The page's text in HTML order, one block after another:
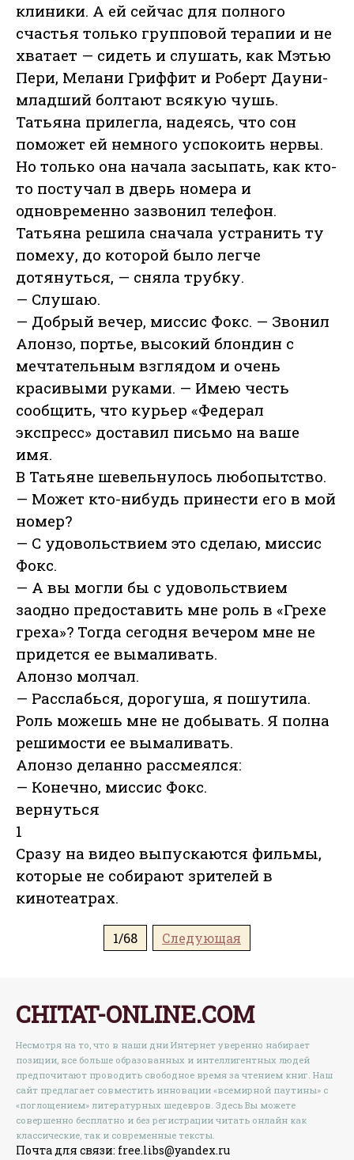
клиники. А ей сейчас для полного
счастья только групповой терапии и не
хватает — сидеть и слушать, как Мэтью
Пери, Мелани Гриффит и Роберт Дауни-
младший болтают всякую чушь.
Татьяна прилегла, надеясь, что сон
поможет ей немного успокоить нервы.
Но только она начала засыпать, как кто-
то постучал в дверь номера и
одновременно зазвонил телефон.
Татьяна решила сначала устранить ту
помеху, до которой было легче
дотянуться, — сняла трубку.
— Слушаю.
— Добрый вечер, миссис Фокс. — Звонил
Алонзо, портье, высокий блондин с
мечтательным взглядом и очень
красивыми руками. — Имею честь
сообщить, что курьер «Федерал
экспресс» доставил письмо на ваше
имя.
В Татьяне шевельнулось любопытство.
— Может кто-нибудь принести его в мой
номер?
— С удовольствием это сделаю, миссис
Фокс.
— А вы могли бы с удовольствием
заодно предоставить мне роль в «Грехе
греха»? Тогда сегодня вечером мне не
придется ее вымаливать.
Алонзо молчал.
— Расслабься, дорогуша, я пошутила.
Роль можешь мне не добывать. Я полна
решимости ее вымаливать.
Алонзо деланно рассмеялся:
— Конечно, миссис Фокс.
вернуться
1
Сразу на видео выпускаются фильмы,
которые не собирают зрителей в
кинотеатрах.
1/68 Следующая
CHITAT-ONLINE.COM
Несмотря на то, что в наши дни Интернет уверенно набирает
позиции, все больше образованных и интеллигентных людей
предпочитают проводить свободное время за чтением книг. Наш
сайт предлагает совместить инновации «всемирной паутины» с
«поглощением» литературных шедевров. Здесь Вы можете
совершенно бесплатно и без регистрации читать онлайн как
классические, так и современные тексты.
Почта для связи: free.libs@yandex.ru